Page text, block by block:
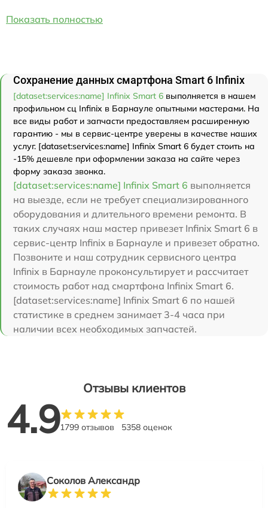
Показать полностью
Сохранение данных смартфона Smart 6 Infinix
[dataset:services:name] Infinix Smart 6 выполняется в нашем
профильном сц Infinix в Барнауле опытными мастерами. На
все виды работ и запчасти предоставляем расширенную
гарантию - мы в сервис-центре уверены в качестве наших
услуг. [dataset:services:name] Infinix Smart 6 будет стоить на
-15% дешевле при оформлении заказа на сайте через
форму заказа звонка.
[dataset:services:name] Infinix Smart 6 выполняется
на выезде, если не требует специализированного
оборудования и длительного времени ремонта. В
таких случаях наш мастер привезет Infinix Smart 6 в
сервис-центр Infinix в Барнауле и привезет обратно.
Позвоните и наш сотрудник сервисного центра
Infinix в Барнауле проконсультирует и рассчитает
стоимость работ над смартфона Infinix Smart 6.
[dataset:services:name] Infinix Smart 6 по нашей
статистике в среднем занимает 3-4 часа при
наличии всех необходимых запчастей.
Отзывы клиентов
4.91799 отзывов 5358 оценок
Соколов Александр